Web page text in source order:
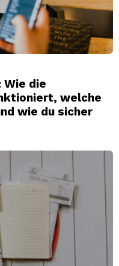
Wie die
welche
wie du sicher